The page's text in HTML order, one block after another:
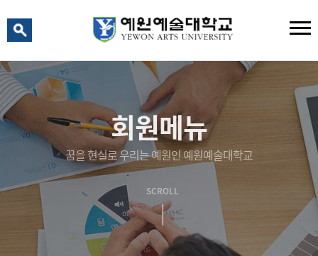
회원메뉴
꿈을 현실로 우리는 예원인 예원예술대학교
SCROLL
예원예술대학교 AI 상담